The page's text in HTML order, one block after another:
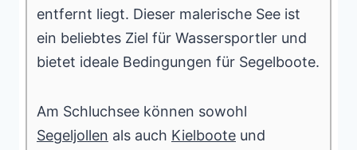
entfernt liegt. Dieser malerische See ist
ein beliebtes Ziel für Wassersportler und
bietet ideale Bedingungen für Segelboote.
Am Schluchsee können sowohl
Segeljollen als auch Kielboote und